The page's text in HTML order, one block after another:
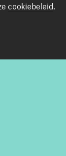
cookiebeleid.